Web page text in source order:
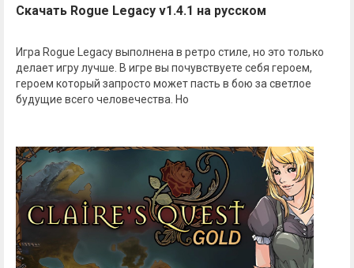
Скачать Rogue Legacy v1.4.1 на русском
Игра Rogue Legacy выполнена в ретро стиле, но это только
делает игру лучше. В игре вы почувствуете себя героем,
героем который запросто может пасть в бою за светлое
будущие всего человечества. Но